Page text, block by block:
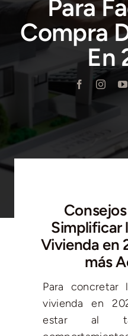
Club Lega
Para
Compra
En
Simplificar
Vivienda en
más
Para concretar
vivienda en
estar al